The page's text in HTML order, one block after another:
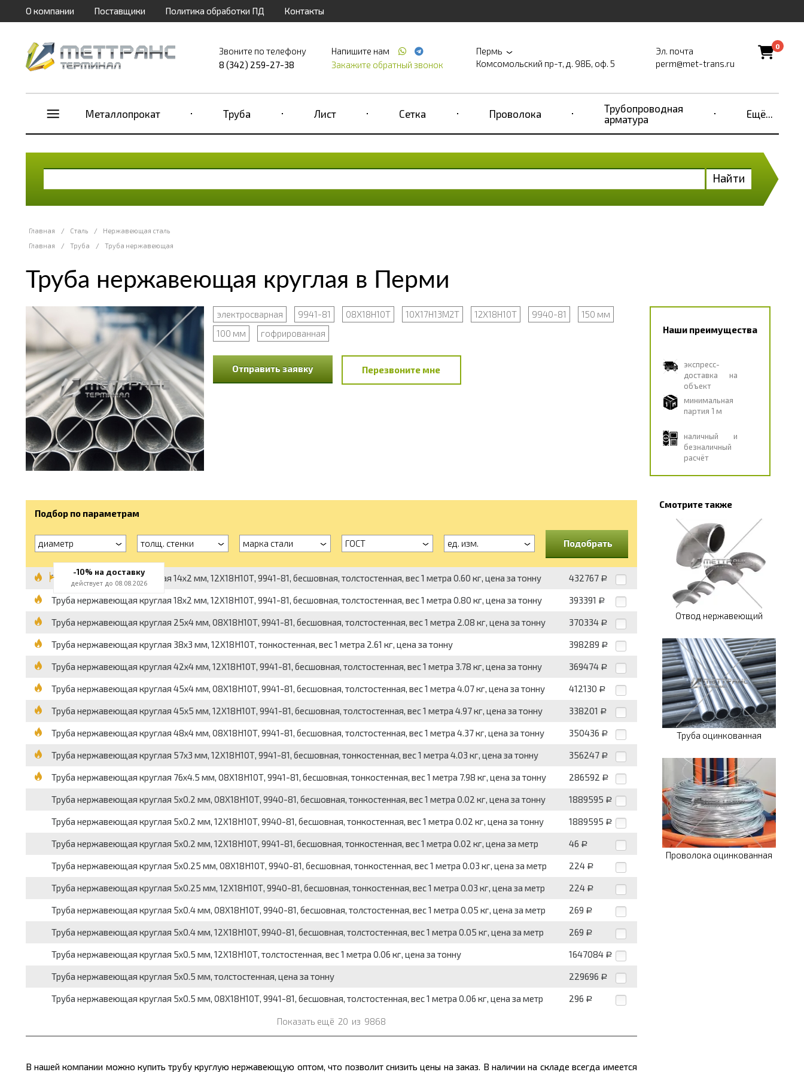
О компании Поставщики Политика обработки ПД Контакты
Звоните по телефону
8 (342) 259-27-38
Напишите нам
Закажите обратный звонок
Пермь
Комсомольский пр-т, д. 98Б, оф. 5
Эл. почта
perm@met-trans.ru
0
Металлопрокат Труба Лист Сетка Проволока
Трубопроводная
арматура
Ещё...
Найти
Главная / Сталь /
Нержавеющая сталь
Главная
/ Труба / Труба нержавеющая
Труба нержавеющая круглая в Перми
электросварная 9941-81 08Х18Н10Т 10Х17Н13М2Т 12Х18Н10Т 9940-81
150 мм
100 мм
гофрированная
Отправить заявку Перезвоните мне
Наши преимущества
экспресс-
доставка на
объект
минимальная
партия 1 м
наличный и
безналичный
расчёт
Подбор по параметрам
диаметр толщ. стенки марка стали ГОСТ ед. изм. Подобрать
Труба нержавеющая круглая 14x2 мм, 12Х18Н10Т, 9941-81, бесшовная, толстостенная, вес 1 метра 0.60 кг, цена за тонну 432767 Р
Труба нержавеющая круглая 18x2 мм, 12Х18Н10Т, 9941-81, бесшовная, толстостенная, вес 1 метра 0.80 кг, цена за тонну 393391 Р
Труба нержавеющая круглая 25x4 мм, 08Х18Н10Т, 9941-81, бесшовная, толстостенная, вес 1 метра 2.08 кг, цена за тонну 370334 Р
Труба нержавеющая круглая 38x3 мм, 12Х18Н10Т, тонкостенная, вес 1 метра 2.61 кг, цена за тонну 398289 Р
Труба нержавеющая круглая 42x4 мм, 12Х18Н10Т, 9941-81, бесшовная, толстостенная, вес 1 метра 3.78 кг, цена за тонну 369474 Р
Труба нержавеющая круглая 45x4 мм, 08Х18Н10Т, 9941-81, бесшовная, толстостенная, вес 1 метра 4.07 кг, цена за тонну 412130 Р
Труба нержавеющая круглая 45x5 мм, 12Х18Н10Т, 9941-81, бесшовная, толстостенная, вес 1 метра 4.97 кг, цена за тонну 338201 Р
Труба нержавеющая круглая 48x4 мм, 08Х18Н10Т, 9941-81, бесшовная, толстостенная, вес 1 метра 4.37 кг, цена за тонну 350436 Р
Труба нержавеющая круглая 57x3 мм, 12Х18Н10Т, 9941-81, бесшовная, тонкостенная, вес 1 метра 4.03 кг, цена за тонну 356247 Р
Труба нержавеющая круглая 76x4.5 мм, 08Х18Н10Т, 9941-81, бесшовная, тонкостенная, вес 1 метра 7.98 кг, цена за тонну 286592 Р
Труба нержавеющая круглая 5x0.2 мм, 08Х18Н10Т, 9940-81, бесшовная, тонкостенная, вес 1 метра 0.02 кг, цена за тонну 1889595 Р
Труба нержавеющая круглая 5x0.2 мм, 12Х18Н10Т, 9940-81, бесшовная, тонкостенная, вес 1 метра 0.02 кг, цена за тонну 1889595 Р
Труба нержавеющая круглая 5x0.2 мм, 12Х18Н10Т, 9941-81, бесшовная, тонкостенная, вес 1 метра 0.02 кг, цена за метр 46 Р
Труба нержавеющая круглая 5x0.25 мм, 08Х18Н10Т, 9940-81, бесшовная, тонкостенная, вес 1 метра 0.03 кг, цена за метр 224 Р
Труба нержавеющая круглая 5x0.25 мм, 12Х18Н10Т, 9940-81, бесшовная, тонкостенная, вес 1 метра 0.03 кг, цена за метр 224 Р
Труба нержавеющая круглая 5x0.4 мм, 08Х18Н10Т, 9940-81, бесшовная, толстостенная, вес 1 метра 0.05 кг, цена за метр 269 Р
Труба нержавеющая круглая 5x0.4 мм, 12Х18Н10Т, 9940-81, бесшовная, толстостенная, вес 1 метра 0.05 кг, цена за метр 269 Р
Труба нержавеющая круглая 5x0.5 мм, 12Х18Н10Т, толстостенная, вес 1 метра 0.06 кг, цена за тонну 1647084 Р
Труба нержавеющая круглая 5x0.5 мм, толстостенная, цена за тонну 229696 Р
Труба нержавеющая круглая 5x0.5 мм, 08Х18Н10Т, 9941-81, бесшовная, толстостенная, вес 1 метра 0.06 кг, цена за метр 296 Р
Показать ещё 20 из 9868
В нашей компании можно купить трубу круглую нержавеющую оптом, что позволит снизить цены на заказ. В наличии на складе всегда имеется
Смотрите также
Отвод нержавеющий
Труба оцинкованная
Проволока оцинкованная
-10% на доставку
действует до 08.08.2026